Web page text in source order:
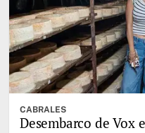
CABRALES
Desembarco de Vox